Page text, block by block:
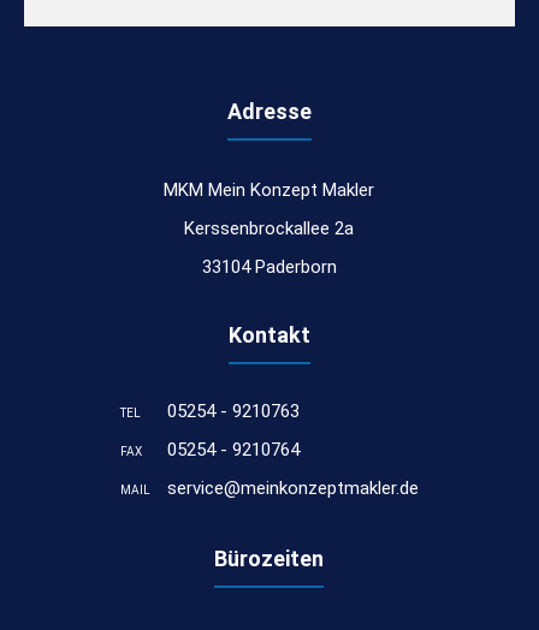
Adresse
MKM Mein Konzept Makler
Kerssenbrockallee 2a
33104 Paderborn
Kontakt
TEL 05254 - 9210763
FAX 05254 - 9210764
MAIL service@meinkonzeptmakler.de
Bürozeiten